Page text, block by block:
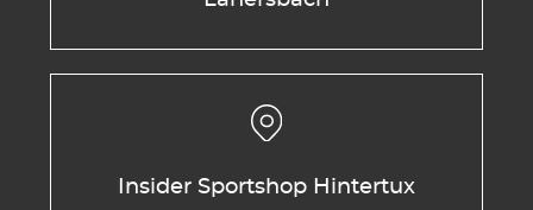
Insider Sportshop Hintertux